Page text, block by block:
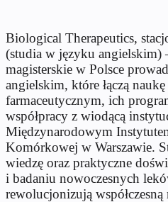
Biological Therapeutics,
(studia w języku angielskim)
magisterskie w Polsce
angielskim, które łączą naukę
farmaceutycznym, ich
współpracy z wiodącą
Międzynarodowym
Komórkowej w Warszawie.
wiedzę oraz praktyczne
i badaniu nowoczesnych
rewolucjonizują współczesną